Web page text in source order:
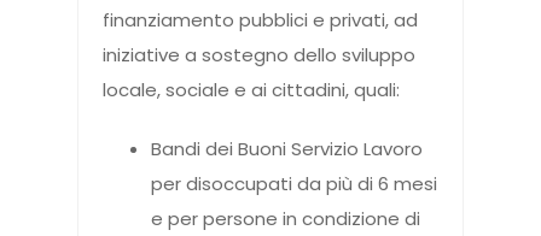
finanziamento pubblici e privati, ad
iniziative a sostegno dello sviluppo
locale, sociale e ai cittadini, quali:
Bandi dei Buoni Servizio Lavoro
per disoccupati da più di 6 mesi
e per persone in condizione di